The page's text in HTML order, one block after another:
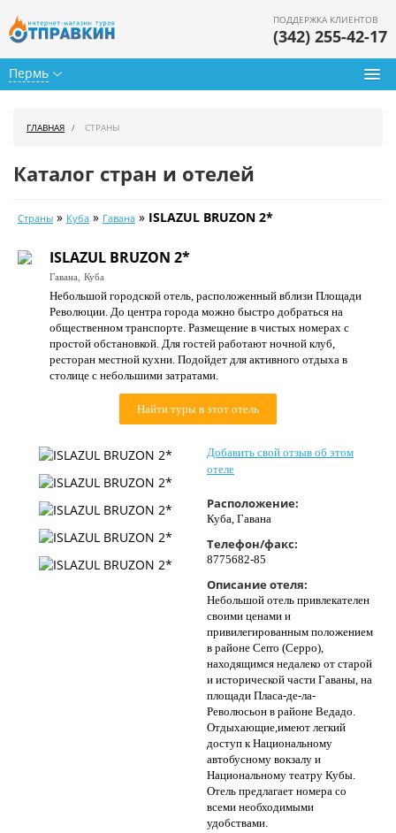
Пермь
ПОДДЕРЖКА КЛИЕНТОВ
(342) 255-42-17
Календарь туров
Цены дня
Страны
Как купить
О нас
ГЛАВНАЯ СТРАНЫ
Каталог стран и отелей
Страны » Куба » Гавана » ISLAZUL BRUZON 2*
ISLAZUL BRUZON 2*
Гавана, Куба
Небольшой городской отель, расположенный вблизи Площади
Революции. До центра города можно быстро добраться на
общественном транспорте. Размещение в чистых номерах с
простой обстановкой. Для гостей работают ночной клуб,
ресторан местной кухни. Подойдет для активного отдыха в
столице с небольшими затратами.
Найти туры в этот отель
Добавить свой отзыв об этом
отеле
Расположение:
Куба, Гавана
Телефон/факс:
8775682-85
Описание отеля:
Небольшой отель привлекателен
своими ценами и
привилегированным положением
в районе Cerro (Серро),
находящимся недалеко от старой
и исторической части Гаваны, на
площади Пласа-де-ла-
Революсьон в районе Ведадо.
Отдыхающие,имеют легкий
доступ к Национальному
автобусному вокзалу и
Национальному театру Кубы.
Отель предлагает номера со
всеми необходимыми
удобствами.